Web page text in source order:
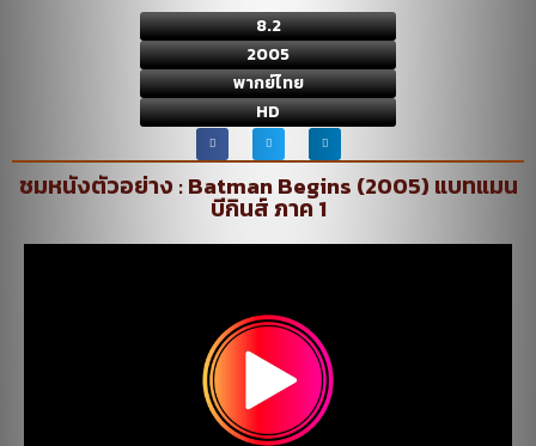
8.2
2005
พากย์ไทย
HD
ชมหนังตัวอย่าง : Batman Begins (2005) แบทแมน
บีกินส์ ภาค 1